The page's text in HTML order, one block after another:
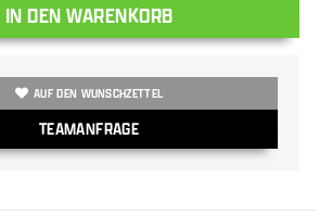
IN DEN WARENKORB
AUF DEN WUNSCHZETTEL
TEAMANFRAGE